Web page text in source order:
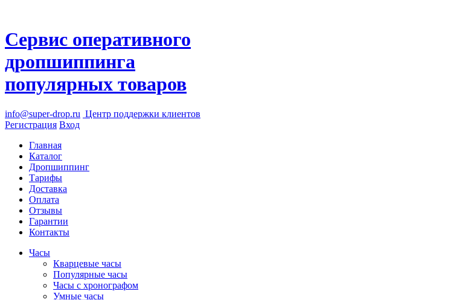
Сервис оперативного
дропшиппинга
популярных товаров
info@super-drop.ru Центр поддержки клиентов
Регистрация Вход
Главная
Каталог
Дропшиппинг
Тарифы
Доставка
Оплата
Отзывы
Гарантии
Контакты
Часы
Кварцевые часы
Популярные часы
Часы с хронографом
Умные часы